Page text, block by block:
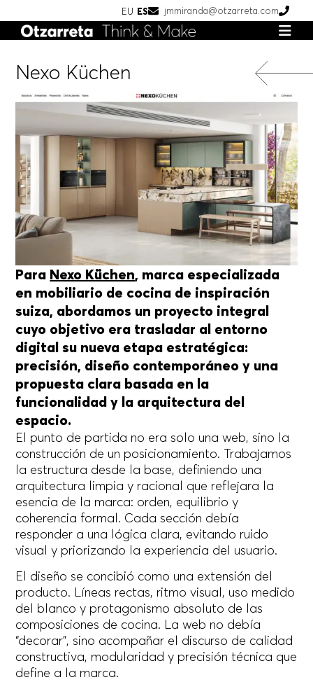
EU ES jmmiranda@otzarreta.com
Nexo Küchen
Para Nexo Küchen, marca especializada
en mobiliario de cocina de inspiración
suiza, abordamos un proyecto integral
cuyo objetivo era trasladar al entorno
digital su nueva etapa estratégica:
precisión, diseño contemporáneo y una
propuesta clara basada en la
funcionalidad y la arquitectura del
espacio.
El punto de partida no era solo una web, sino la
construcción de un posicionamiento. Trabajamos
la estructura desde la base, definiendo una
arquitectura limpia y racional que reflejara la
esencia de la marca: orden, equilibrio y
coherencia formal. Cada sección debía
responder a una lógica clara, evitando ruido
visual y priorizando la experiencia del usuario.
El diseño se concibió como una extensión del
producto. Líneas rectas, ritmo visual, uso medido
del blanco y protagonismo absoluto de las
composiciones de cocina. La web no debía
“decorar”, sino acompañar el discurso de calidad
constructiva, modularidad y precisión técnica que
define a la marca.